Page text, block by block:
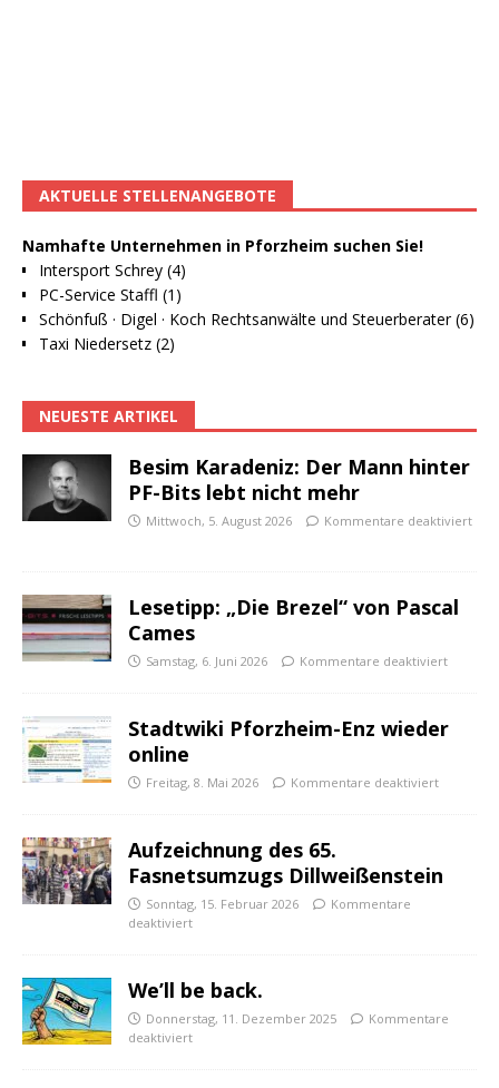
AKTUELLE STELLENANGEBOTE
Namhafte Unternehmen in Pforzheim suchen Sie!
Intersport Schrey (4)
PC-Service Staffl (1)
Schönfuß · Digel · Koch Rechtsanwälte und Steuerberater (6)
Taxi Niedersetz (2)
NEUESTE ARTIKEL
Besim Karadeniz: Der Mann hinter
PF-Bits lebt nicht mehr
Mittwoch, 5. August 2026 Kommentare deaktiviert
Lesetipp: „Die Brezel“ von Pascal
Cames
Samstag, 6. Juni 2026 Kommentare deaktiviert
Stadtwiki Pforzheim-Enz wieder
online
Freitag, 8. Mai 2026 Kommentare deaktiviert
Aufzeichnung des 65.
Fasnetsumzugs Dillweißenstein
Sonntag, 15. Februar 2026
Kommentare
deaktiviert
We’ll be back.
Donnerstag, 11. Dezember 2025
Kommentare
deaktiviert